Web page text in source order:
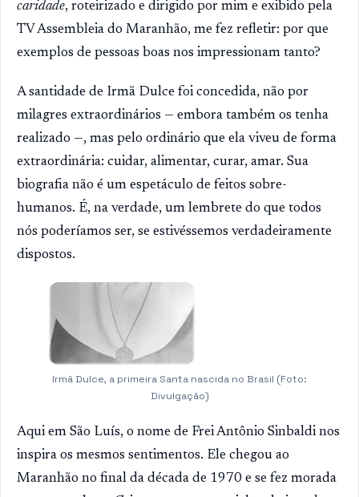
caridade, roteirizado e dirigido por mim e exibido pela
TV Assembleia do Maranhão, me fez refletir: por que
exemplos de pessoas boas nos impressionam tanto?
A santidade de Irmã Dulce foi concedida, não por
milagres extraordinários — embora também os tenha
realizado —, mas pelo ordinário que ela viveu de forma
extraordinária: cuidar, alimentar, curar, amar. Sua
biografia não é um espetáculo de feitos sobre-
humanos. É, na verdade, um lembrete do que todos
nós poderíamos ser, se estivéssemos verdadeiramente
dispostos.
Irmã Dulce, a primeira Santa nascida no Brasil (Foto:
Divulgação)
Aqui em São Luís, o nome de Frei Antônio Sinbaldi nos
inspira os mesmos sentimentos. Ele chegou ao
Maranhão no final da década de 1970 e se fez morada